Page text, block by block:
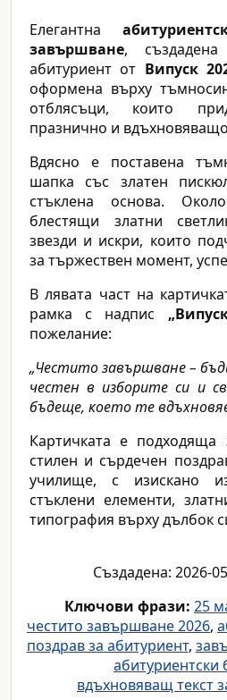
Елегантна
завършване,
абитуриент от Випуск
оформена върху
отблясъци, които
празнично и
Вдясно е поставена
шапка със златен
стъклена основа.
блестящи златни
звезди и искри, които
за тържествен момент,
В лявата част на
рамка с надпис
пожелание:
„Честито завършване –
честен в изборите си и
бъдеще, което те
Картичката е
стилен и сърдечен
училище, с изискано
стъклени елементи,
типография върху дълбок
Създадена: 2026-
Ключови фрази: 25
честито завършване 2026,
поздрав за абитуриент,
абитуриентски
вдъхновяващ текст